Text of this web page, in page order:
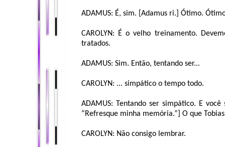
ADAMUS: É, sim. [Adamus ri.] Ótimo.
CAROLYN: É o velho treinamento.
tratados.
ADAMUS: Sim. Então, tentando ser...
CAROLYN: ... simpático o tempo todo.
ADAMUS: Tentando ser simpático. E
“Refresque minha memória.”] O que
CAROLYN: Não consigo lembrar.